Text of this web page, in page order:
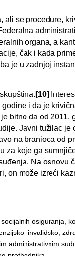
ali se procedure,
organa, a
čak i kada
je u zadnjoj
[10]
i da je
bitno da od 2011.
Javni tužilac je
na branioca od
za koje ga
Na osnovu
on može izreći
osiguranja,
invalidsko,
administrativnim